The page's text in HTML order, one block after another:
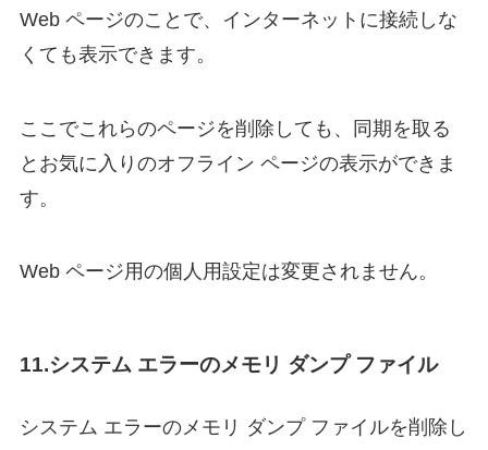
Web ページのことで、インターネットに接続しな
くても表示できます。
ここでこれらのページを削除しても、同期を取る
とお気に入りのオフライン ページの表示ができま
す。
Web ページ用の個人用設定は変更されません。
11.システム エラーのメモリ ダンプ ファイル
システム エラーのメモリ ダンプ ファイルを削除し